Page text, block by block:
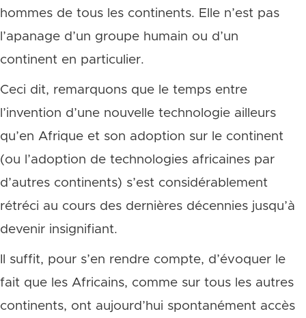
hommes de tous les continents. Elle n’est pas
l’apanage d’un groupe humain ou d’un
continent en particulier.
Ceci dit, remarquons que le temps entre
l’invention d’une nouvelle technologie ailleurs
qu’en Afrique et son adoption sur le continent
(ou l’adoption de technologies africaines par
d’autres continents) s’est considérablement
rétréci au cours des dernières décennies jusqu’à
devenir insignifiant.
Il suffit, pour s’en rendre compte, d’évoquer le
fait que les Africains, comme sur tous les autres
continents, ont aujourd’hui spontanément accès